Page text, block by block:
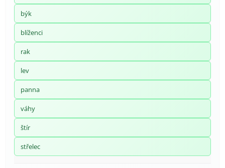
býk
blíženci
rak
lev
panna
váhy
štír
střelec